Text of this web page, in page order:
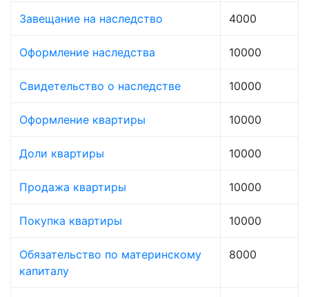
Завещание на наследство 4000
Оформление наследства 10000
Свидетельство о наследстве 10000
Оформление квартиры 10000
Доли квартиры 10000
Продажа квартиры 10000
Покупка квартиры 10000
Обязательство по материнскому
капиталу
8000